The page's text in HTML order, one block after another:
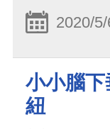
2020/
小小腦
紐